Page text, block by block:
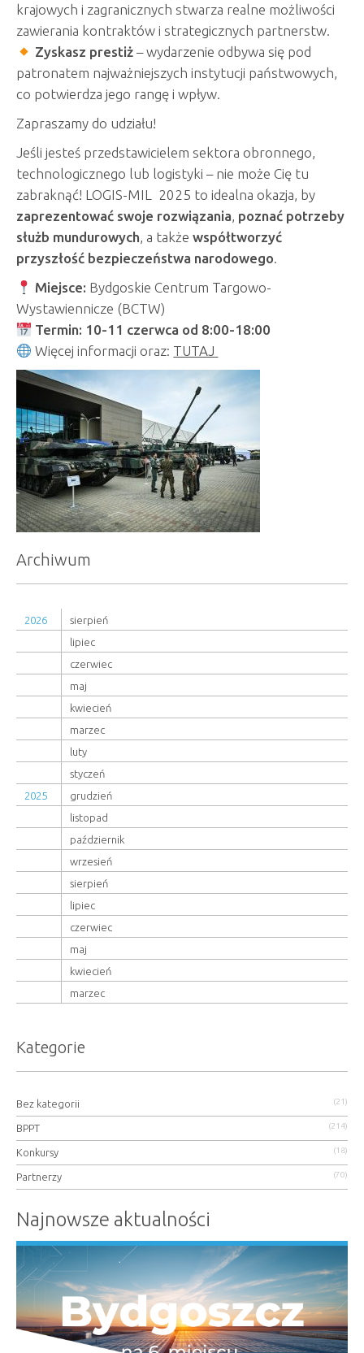
krajowych i zagranicznych stwarza realne możliwości
zawierania kontraktów i strategicznych partnerstw.
Zyskasz prestiż – wydarzenie odbywa się pod
patronatem najważniejszych instytucji państwowych,
co potwierdza jego rangę i wpływ.
Zapraszamy do udziału!
Jeśli jesteś przedstawicielem sektora obronnego,
technologicznego lub logistyki – nie może Cię tu
zabraknąć! LOGIS-MIL 2025 to idealna okazja, by
zaprezentować swoje rozwiązania, poznać potrzeby
służb mundurowych, a także współtworzyć
przyszłość bezpieczeństwa narodowego.
Miejsce: Bydgoskie Centrum Targowo-
Wystawiennicze (BCTW)
Termin: 10-11 czerwca od 8:00-18:00
Więcej informacji oraz: TUTAJ
Archiwum
2026
sierpień
lipiec
czerwiec
maj
kwiecień
marzec
luty
styczeń
2025
grudzień
listopad
październik
wrzesień
sierpień
lipiec
czerwiec
maj
kwiecień
marzec
Kategorie
Bez kategorii (21)
BPPT (214)
Konkursy (18)
Partnerzy (70)
Najnowsze aktualności